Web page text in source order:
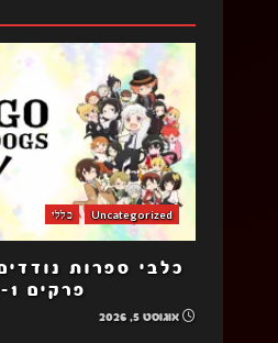
Uncategorized כללי
פרקים 5-1
אוגוסט 5, 2026